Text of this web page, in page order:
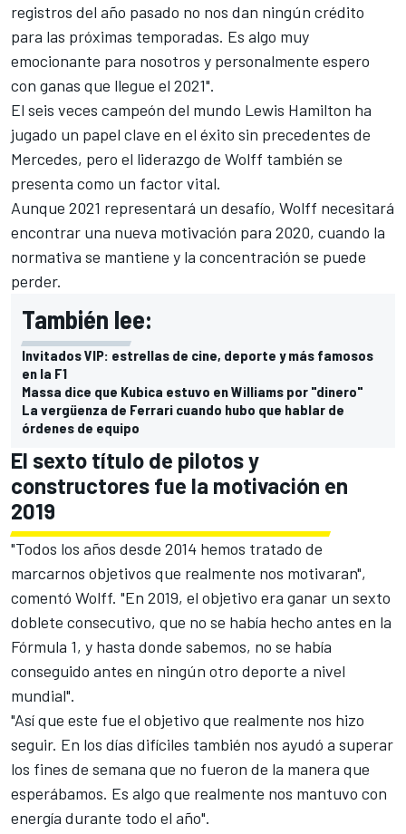
registros del año pasado no nos dan ningún crédito
para las próximas temporadas. Es algo muy
emocionante para nosotros y personalmente espero
con ganas que llegue el 2021".
El seis veces campeón del mundo Lewis Hamilton ha
jugado un papel clave en el éxito sin precedentes de
Mercedes, pero el liderazgo de Wolff también se
presenta como un factor vital.
Aunque 2021 representará un desafío, Wolff necesitará
encontrar una nueva motivación para 2020, cuando la
normativa se mantiene y la concentración se puede
perder.
También lee:
Invitados VIP: estrellas de cine, deporte y más famosos
en la F1
Massa dice que Kubica estuvo en Williams por "dinero"
La vergüenza de Ferrari cuando hubo que hablar de
órdenes de equipo
El sexto título de pilotos y
constructores fue la motivación en
2019
"Todos los años desde 2014 hemos tratado de
marcarnos objetivos que realmente nos motivaran",
comentó Wolff. "En 2019, el objetivo era ganar un sexto
doblete consecutivo, que no se había hecho antes en la
Fórmula 1, y hasta donde sabemos, no se había
conseguido antes en ningún otro deporte a nivel
mundial".
"Así que este fue el objetivo que realmente nos hizo
seguir. En los días difíciles también nos ayudó a superar
los fines de semana que no fueron de la manera que
esperábamos. Es algo que realmente nos mantuvo con
energía durante todo el año".